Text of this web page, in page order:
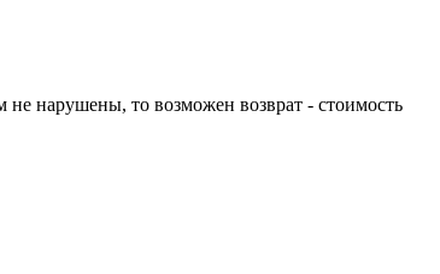
нарушены, то возможен возврат - стоимость